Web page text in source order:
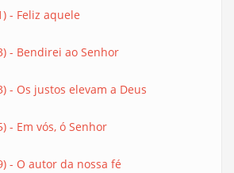
- Feliz aquele
- Bendirei ao Senhor
- Os justos elevam a Deus
- Em vós, ó Senhor
- O autor da nossa fé